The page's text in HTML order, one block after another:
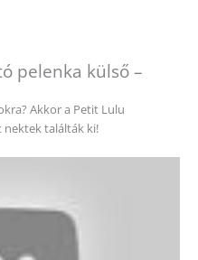
pelenka külső –
Akkor a Petit Lulu
nektek találták ki!